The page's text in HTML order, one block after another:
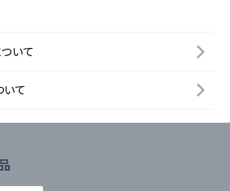
いて
て